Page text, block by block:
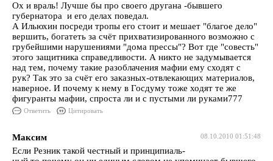
Ох и враль! Лучше бы про своего другана -бывшего
губернатора и его делах поведал.
А Ильюхин посреди тропы его стоит и мешает "благое дело"
вершить, богатеть за счёт прихватизированного возможно с
грубейшими нарушениями "дома прессы"? Вот где "совесть"
этого защитника справедливости. А никто не задумывается
над тем, почему такие разоблачения мафии ему сходят с
рук? Так это за счёт его заказных-отвлекающих материалов,
наверное. И почему к нему в Госдуму тоже ходят те же
фигуранты мафии, спроста ли и с пустыми ли руками777
Ответить Цитировать
08.10.2010 01:51:48
Максим
Если Резник такой честный и принципиаль-